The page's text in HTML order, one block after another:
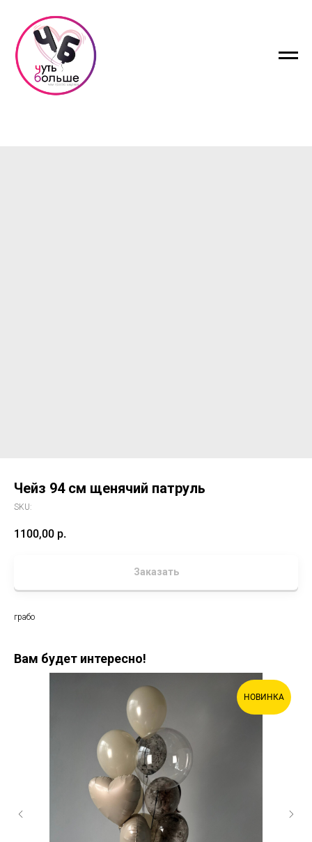
Чейз 94 см щенячий патруль
SKU:
1100,00 р.
Заказать
грабо
Вам будет интересно!
НОВИНКА